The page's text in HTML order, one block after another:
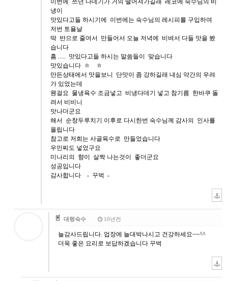
이번에 쓰던 다데기가 거의 떨어져가길래 레코에 숙수님의 비
냉이
맛있다고들 하시기에 이번에는 숙수님의 레시피를 구입하여
저번 토욜날
딱 반으로 줄여서 만들어서 오늘 저녁에 비벼서 다들 맛을 봤
습니다
흠 ..... 맛있다고들 하시는 말씀들이 맞습니다
맛있습니다 ㅎ ㅎ
만든상태에서 맛을보니 단맛이 좀 강하길래 내심 약간의 우려
가 있었는데
웬걸요 물냉육수 조금넣고 비냉다데기 넣고 참기름 한바쿠 돌
려서 비비니
맛나더군요
해서 순창두루치기 이후로 다시한번 숙수님께 감사의 인사를
올립니다
참고로 저희는 사골육수로 만들었습니다
우민찌도 넣었구요
미나리의 향이 살짝 나는것이 좋더군요
성공입니다
감사합니다 - 꾸벅 -
대령숙수 10년전
늘감사드립니다. 업장에 늘대박나시고 건강하세요~~^^
더욱 좋은 요리로 보답하겠습니다 꾸벅